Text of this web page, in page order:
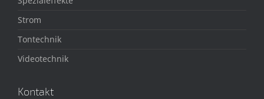
Strom
Tontechnik
Videotechnik
Kontakt